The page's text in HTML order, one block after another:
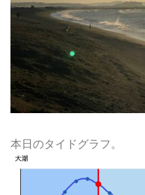
本日のタイドグラフ。